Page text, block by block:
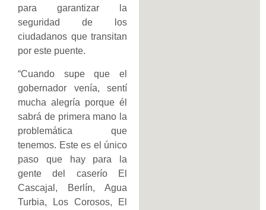
para garantizar la
seguridad de los
ciudadanos que transitan
por este puente.
“Cuando supe que el
gobernador venía, sentí
mucha alegría porque él
sabrá de primera mano la
problemática que
tenemos. Este es el único
paso que hay para la
gente del caserío El
Cascajal, Berlín, Agua
Turbia, Los Corosos, El